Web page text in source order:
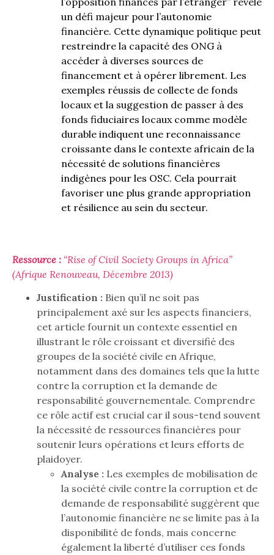
un défi majeur pour l’autonomie
financière. Cette dynamique politique peut
restreindre la capacité des ONG à
accéder à diverses sources de
financement et à opérer librement. Les
exemples réussis de collecte de fonds
locaux et la suggestion de passer à des
fonds fiduciaires locaux comme modèle
durable indiquent une reconnaissance
croissante dans le contexte africain de la
nécessité de solutions financières
indigènes pour les OSC. Cela pourrait
favoriser une plus grande appropriation
et résilience au sein du secteur.
Ressource : “Rise of Civil Society Groups in Africa”
(Afrique Renouveau, Décembre 2013)
Justification : Bien qu’il ne soit pas
principalement axé sur les aspects financiers,
cet article fournit un contexte essentiel en
illustrant le rôle croissant et diversifié des
groupes de la société civile en Afrique,
notamment dans des domaines tels que la lutte
contre la corruption et la demande de
responsabilité gouvernementale. Comprendre
ce rôle actif est crucial car il sous-tend souvent
la nécessité de ressources financières pour
soutenir leurs opérations et leurs efforts de
plaidoyer.
Analyse : Les exemples de mobilisation de
la société civile contre la corruption et de
demande de responsabilité suggèrent que
l’autonomie financière ne se limite pas à la
disponibilité de fonds, mais concerne
également la liberté d’utiliser ces fonds